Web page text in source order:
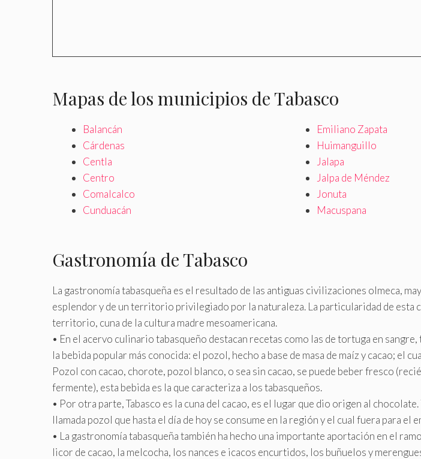
Mapas de los municipios de Tabasco
Balancán
Cárdenas
Centla
Centro
Comalcalco
Cunduacán
Emiliano Zapata
Huimanguillo
Jalapa
Jalpa de Méndez
Jonuta
Macuspana
Gastronomía de Tabasco
La gastronomía tabasqueña es el resultado de las antiguas civilizaciones olmeca,
esplendor y de un territorio privilegiado por la naturaleza. La particularidad de esta
territorio, cuna de la cultura madre mesoamericana.
• En el acervo culinario tabasqueño destacan recetas como las de tortuga en
la bebida popular más conocida: el pozol, hecho a base de masa de maíz y cacao; el
Pozol con cacao, chorote, pozol blanco, o sea sin cacao, se puede beber fresco
fermente), esta bebida es la que caracteriza a los tabasqueños.
• Por otra parte, Tabasco es la cuna del cacao, es el lugar que dio origen al
llamada pozol que hasta el día de hoy se consume en la región y el cual fuera para el
• La gastronomía tabasqueña también ha hecho una importante aportación en el
licor de cacao, la melcocha, los nances e icacos encurtidos, los buñuelos y